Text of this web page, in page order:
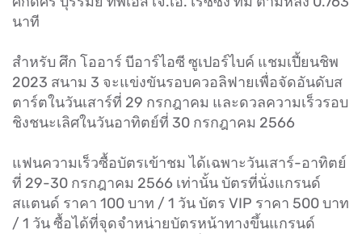
นาที
สำหรับ ศึก โออาร์ บีอาร์ไอซี ซูเปอร์ไบค์ แชมเปี้ยนชิพ
2023 สนาม 3 จะแข่งขันรอบควอลิฟายเพื่อจัดอันดับส
ตาร์ตในวันเสาร์ที่ 29 กรกฎาคม และดวลความเร็วรอบ
ชิงชนะเลิศในวันอาทิตย์ที่ 30 กรกฎาคม 2566
แฟนความเร็วซื้อบัตรเข้าชม ได้เฉพาะวันเสาร์-อาทิตย์
ที่ 29-30 กรกฎาคม 2566 เท่านั้น บัตรที่นั่งแกรนด์
สแตนด์ ราคา 100 บาท / 1 วัน บัตร VIP ราคา 500 บาท
/ 1 วัน ซื้อได้ที่จุดจำหน่ายบัตรหน้าทางขึ้นแกรนด์